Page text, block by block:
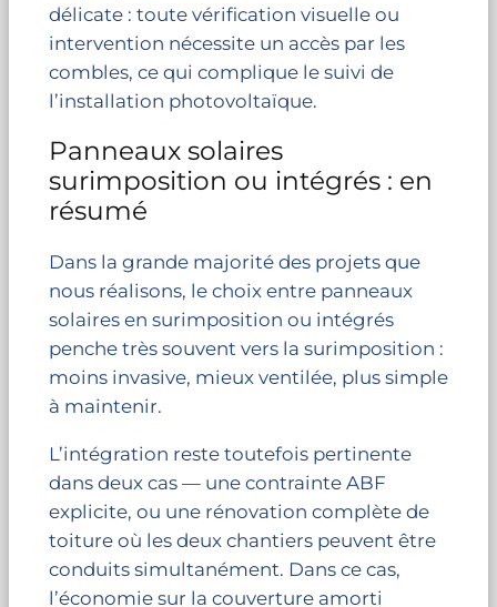
délicate : toute vérification visuelle ou
intervention nécessite un accès par les
combles, ce qui complique le suivi de
l’installation photovoltaïque.
Panneaux solaires
surimposition ou intégrés : en
résumé
Dans la grande majorité des projets que
nous réalisons, le choix entre panneaux
solaires en surimposition ou intégrés
penche très souvent vers la surimposition :
moins invasive, mieux ventilée, plus simple
à maintenir.
L’intégration reste toutefois pertinente
dans deux cas — une contrainte ABF
explicite, ou une rénovation complète de
toiture où les deux chantiers peuvent être
conduits simultanément. Dans ce cas,
l’économie sur la couverture amorti